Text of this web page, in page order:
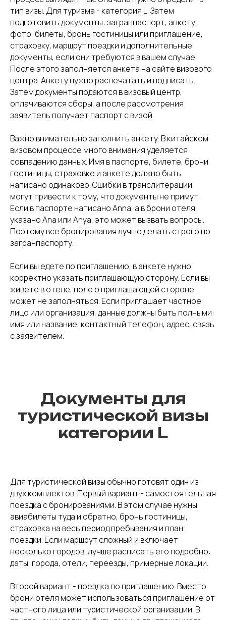
тип визы. Для туризма - категория L. Затем
подготовить документы: загранпаспорт, анкету,
фото, билеты, бронь гостиницы или приглашение,
страховку, маршрут поездки и дополнительные
документы, если они требуются в вашем случае.
После этого заполняется анкета на сайте визового
центра. Анкету нужно распечатать и подписать.
Затем документы подаются в визовый центр,
оплачиваются сборы, а после рассмотрения
заявитель получает паспорт с визой.
Важно внимательно заполнить анкету. В китайском
визовом процессе много внимания уделяется
совпадению данных. Имя в паспорте, билете, брони
гостиницы, страховке и анкете должно быть
написано одинаково. Ошибки в транслитерации
могут привести к тому, что документы не примут.
Если в паспорте написано Anna, а в брони отеля
указано Ana или Anya, это может вызвать вопросы.
Поэтому все бронирования лучше делать строго по
загранпаспорту.
Если вы едете по приглашению, в анкете нужно
корректно указать приглашающую сторону. Если вы
живете в отеле, поле о приглашающей стороне
может не заполняться. Если приглашает частное
лицо или организация, данные должны быть полными:
имя или название, контактный телефон, адрес, связь
с заявителем.
Документы для
туристической визы
категории L
Для туристической визы обычно готовят один из
двух комплектов. Первый вариант - самостоятельная
поездка с бронированиями. В этом случае нужны
авиабилеты туда и обратно, бронь гостиницы,
страховка на весь период пребывания и план
поездки. Если маршрут сложный и включает
несколько городов, лучше расписать его подробно:
даты, города, отели, переезды, примерные локации.
Второй вариант - поездка по приглашению. Вместо
брони отеля может использоваться приглашение от
частного лица или туристической организации. В